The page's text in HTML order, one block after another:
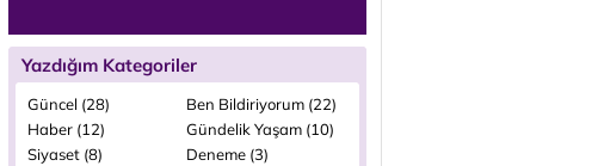
Yazdığım Kategoriler
Güncel (28)
Ben Bildiriyorum (22)
Haber (12)
Gündelik Yaşam (10)
Siyaset (8)
Deneme (3)